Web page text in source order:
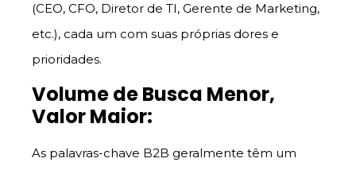
(CEO, CFO, Diretor de TI, Gerente de Marketing,
etc.), cada um com suas próprias dores e
prioridades.
Volume de Busca Menor,
Valor Maior:
As palavras-chave B2B geralmente têm um